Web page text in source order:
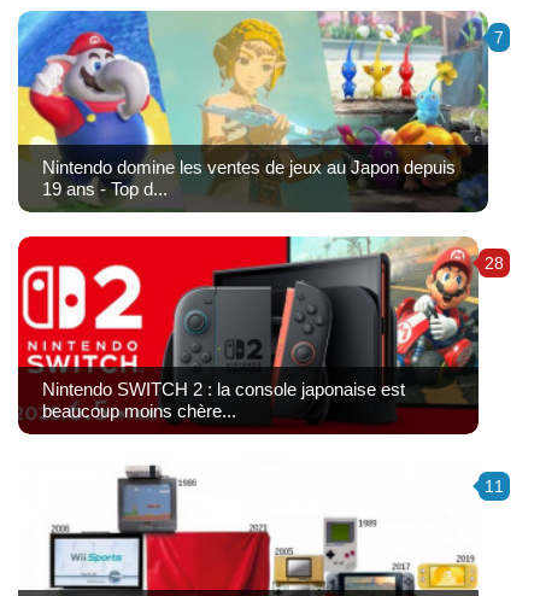
7
Nintendo domine les ventes de jeux au Japon depuis
19 ans - Top d...
28
Nintendo SWITCH 2 : la console japonaise est
beaucoup moins chère...
11